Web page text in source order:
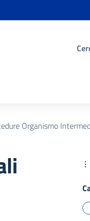
Organismo